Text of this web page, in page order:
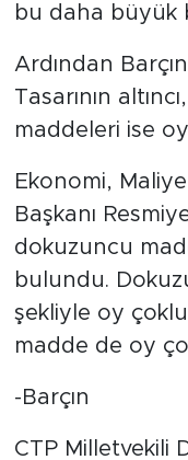
bu daha büyük
Ardından
Tasarının
maddeleri ise
Ekonomi,
Başkanı
dokuzuncu
bulundu.
şekliyle oy
madde de oy
-Barçın
CTP Milletvekili